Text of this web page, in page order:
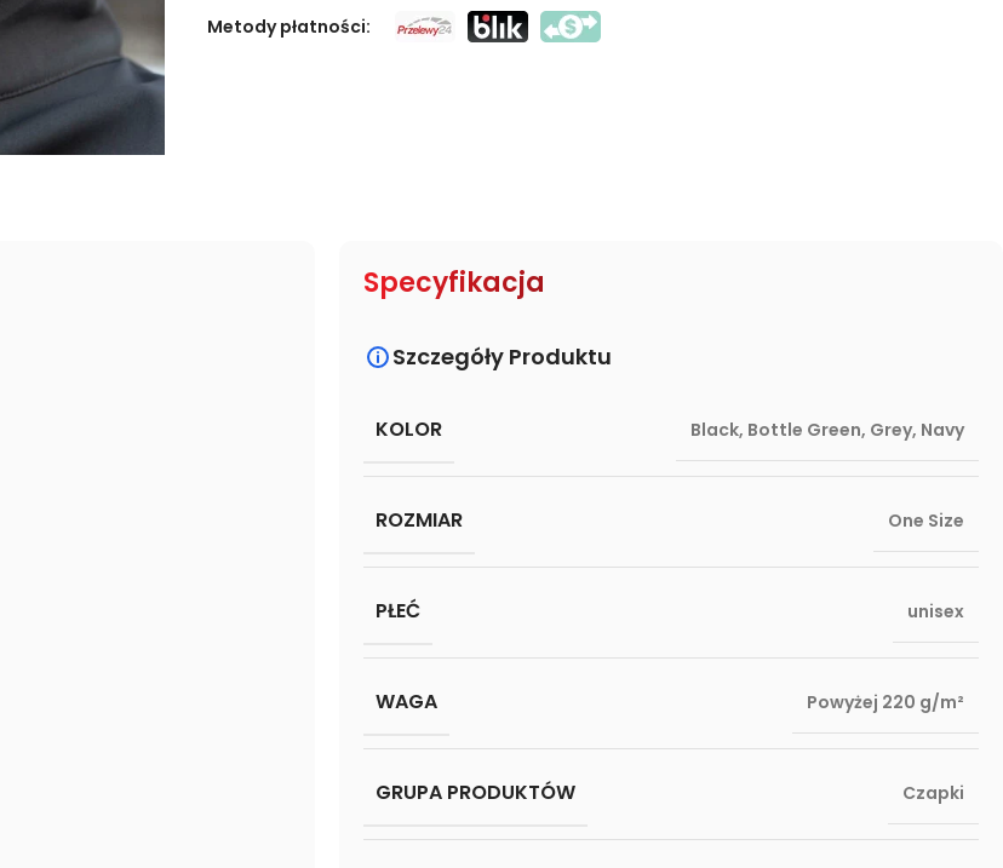
Metody płatności:
Specyfikacja
Szczegóły Produktu
KOLOR Black, Bottle Green, Grey, Navy
ROZMIAR One Size
PŁEĆ unisex
WAGA Powyżej 220 g/m²
GRUPA PRODUKTÓW Czapki